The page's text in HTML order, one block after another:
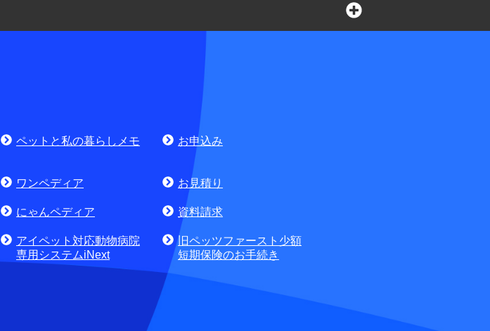
お問合せ窓口
お電話でのお問合せはこちら 通話無料
第一アイペット損害保険株式会社
ペットと私の暮らしメモ お申込み
ワンペディア お見積り
にゃんペディア 資料請求
アイペット対応動物病院
専用システムiNext
旧ペッツファースト少額
短期保険のお手続き